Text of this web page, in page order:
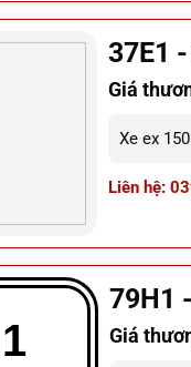
37E1
Giá
Xe ex
Liên hệ:
79H1
Giá